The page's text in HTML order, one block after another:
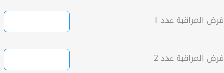
فرض المراقبة عدد 1
فرض المراقبة عدد 2